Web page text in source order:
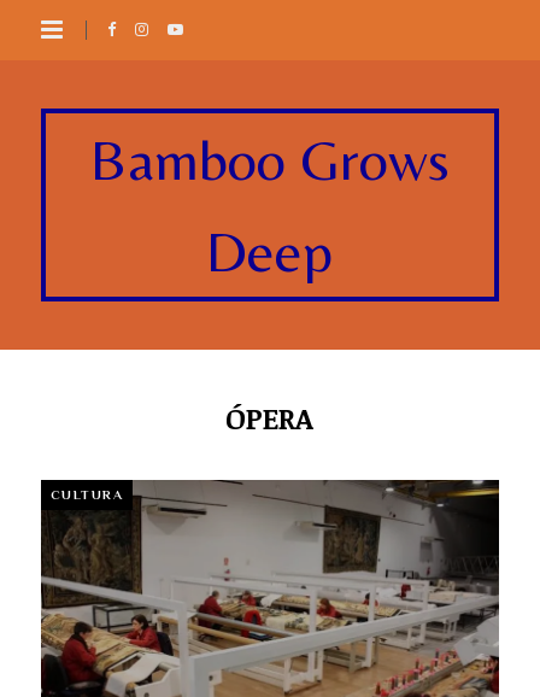
Bamboo Grows
Deep
ÓPERA
CULTURA